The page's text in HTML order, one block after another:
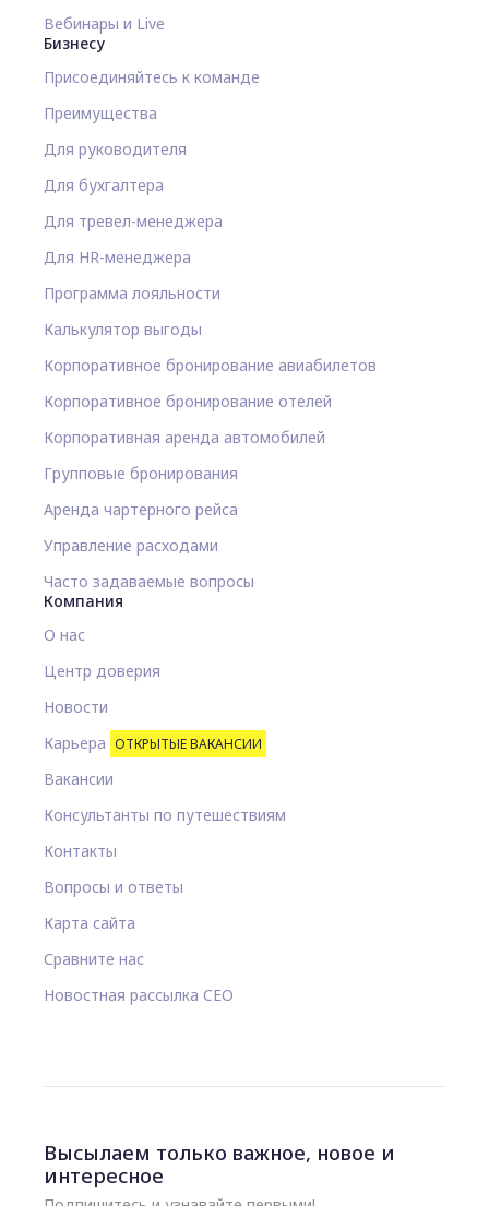
Вебинары и Live
Бизнесу
Присоединяйтесь к команде
Преимущества
Для руководителя
Для бухгалтера
Для тревел-менеджера
Для HR-менеджера
Программа лояльности
Калькулятор выгоды
Корпоративное бронирование авиабилетов
Корпоративное бронирование отелей
Корпоративная аренда автомобилей
Групповые бронирования
Аренда чартерного рейса
Управление расходами
Часто задаваемые вопросы
Компания
О нас
Центр доверия
Новости
Карьера ОТКРЫТЫЕ ВАКАНСИИ
Вакансии
Консультанты по путешествиям
Контакты
Вопросы и ответы
Карта сайта
Сравните нас
Новостная рассылка CEO
Высылаем только важное, новое и
интересное